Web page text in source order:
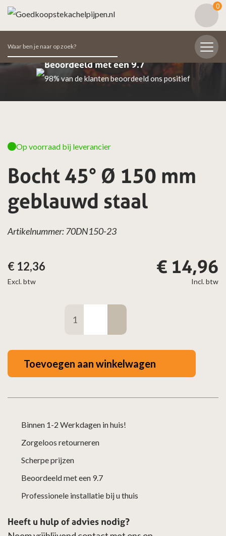
0
Zoeken
naar:
Beoordeeld met een 9.7
98% van de klanten beoordeeld ons positief
Bocht 45° Ø 150 mm
geblauwd staal
Op voorraad bij leverancier
Incl. btw
€ 14,96
Excl. btw
€ 12,36
Artikelnummer: 70DN150-23
45°
Toevoegen aan winkelwagen
Binnen 1-2 Werkdagen in huis!
Zorgeloos retourneren
Scherpe prijzen
Beoordeeld met een 9.7
Professionele installatie bij u thuis
Heeft u hulp of advies nodig?